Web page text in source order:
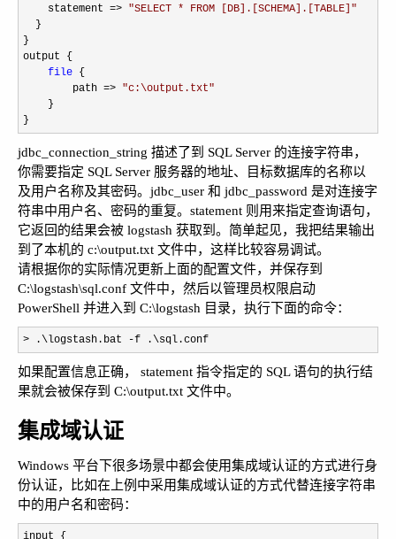
    statement
=> "SELECT * FROM [DB].[SCHEMA].[TABLE] "
  }
}
output {
file {
        path
=> "c:\output.txt"
    }
}
jdbc_connection_string 描述了到 SQL Server 的连接字符串，
你需要指定 SQL Server 服务器的地址、目标数据库的名称以
及用户名称及其密码。jdbc_user 和 jdbc_password 是对连接字
符串中用户名、密码的重复。statement 则用来指定查询语句，
它返回的结果会被 logstash 获取到。简单起见，我把结果输出
到了本机的 c:\output.txt 文件中，这样比较容易调试。
请根据你的实际情况更新上面的配置文件，并保存到
C:\logstash\sql.conf 文件中，然后以管理员权限启动
PowerShell 并进入到 C:\logstash 目录，执行下面的命令：
> .\logstash.bat -f .\sql.conf
如果配置信息正确， statement 指令指定的 SQL 语句的执行结
果就会被保存到 C:\output.txt 文件中。
集成域认证
Windows 平台下很多场景中都会使用集成域认证的方式进行身
份认证，比如在上例中采用集成域认证的方式代替连接字符串
中的用户名和密码：
input {